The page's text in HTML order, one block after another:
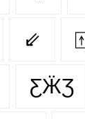
⇙
ƸӜƷ